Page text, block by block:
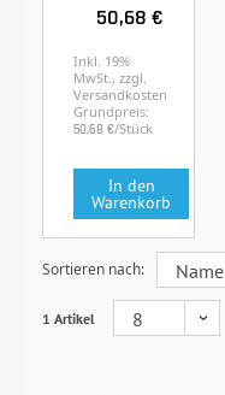
50,68 €
Inkl. 19%
MwSt., zzgl.
Versandkosten
Grundpreis:
50,68 €/Stück
In den
Warenkorb
Sortieren nach
1 Artikel